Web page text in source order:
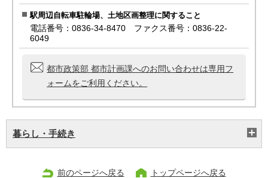
駅周辺自転車駐輪場、土地区画整理に関すること
電話番号：0836-34-8470 ファクス番号：0836-22-
6049
都市政策部 都市計画課へのお問い合わせは専用フ
ォームをご利用ください。
暮らし・手続き
前のページへ戻る トップページへ戻る